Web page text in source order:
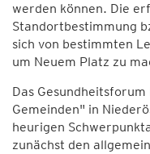
werden können. Die
Standortbestimmung
sich von bestimmten
um Neuem Platz zu
Das
Gemeinden" in
heurigen
zunächst den